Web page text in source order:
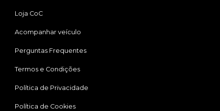
Loja CoC
Acompanhar veículo
Perguntas Frequentes
Termos e Condições
Política de Privacidade
Política de Cookies